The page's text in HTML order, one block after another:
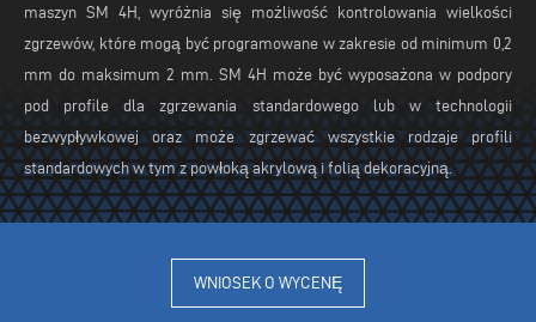
maszyn SM 4H, wyróżnia się możliwość kontrolowania wielkości
zgrzewów, które mogą być programowane w zakresie od minimum 0,2
mm do maksimum 2 mm. SM 4H może być wyposażona w podpory
pod profile dla zgrzewania standardowego lub w technologii
bezwypływkowej oraz może zgrzewać wszystkie rodzaje profili
standardowych w tym z powłoką akrylową i folią dekoracyjną.
WNIOSEK O WYCENĘ